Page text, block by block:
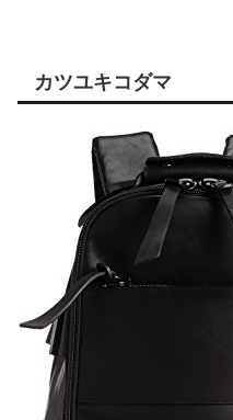
カツユキコダマ